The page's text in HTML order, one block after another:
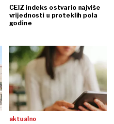
CEIZ indeks ostvario najviše
vrijednosti u proteklih pola
godine
aktualno